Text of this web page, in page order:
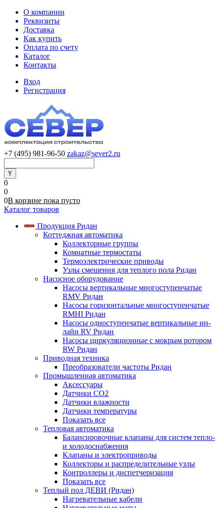
О компании
Реквизиты
Доставка
Как купить
Оплата по счету
Каталог
Контакты
Вход
Регистрация
+7 (495) 981-96-50 zakaz@sever2.ru
0
0
0В корзине пока пусто
Каталог товаров
Продукция Ридан
Коттеджная автоматика
Коллекторные группы
Комнатные термостаты
Термоэлектрические приводы
Узлы смешения для теплого пола Ридан
Насосное оборудование
Насосы вертикальные многоступенчатые
RMV Ридан
Насосы горизонтальные многоступенчатые
RMHI Ридан
Насосы одноступенчатые вертикальные ин-
лайн RV Ридан
Насосы циркуляционные с мокрым ротором
RW Ридан
Приводная техника
Преобразователи частоты Ридан
Промышленная автоматика
Аксессуары
Датчики CO2
Датчики влажности
Датчики температуры
Показать все
Тепловая автоматика
Балансировочные клапаны для систем тепло-
и холодоснабжения
Клапаны и электроприводы
Коллекторы и распределительные узлы
Контроллеры и диспетчеризация
Показать все
Теплый пол ДЕВИ (Ридан)
Нагревательные кабели